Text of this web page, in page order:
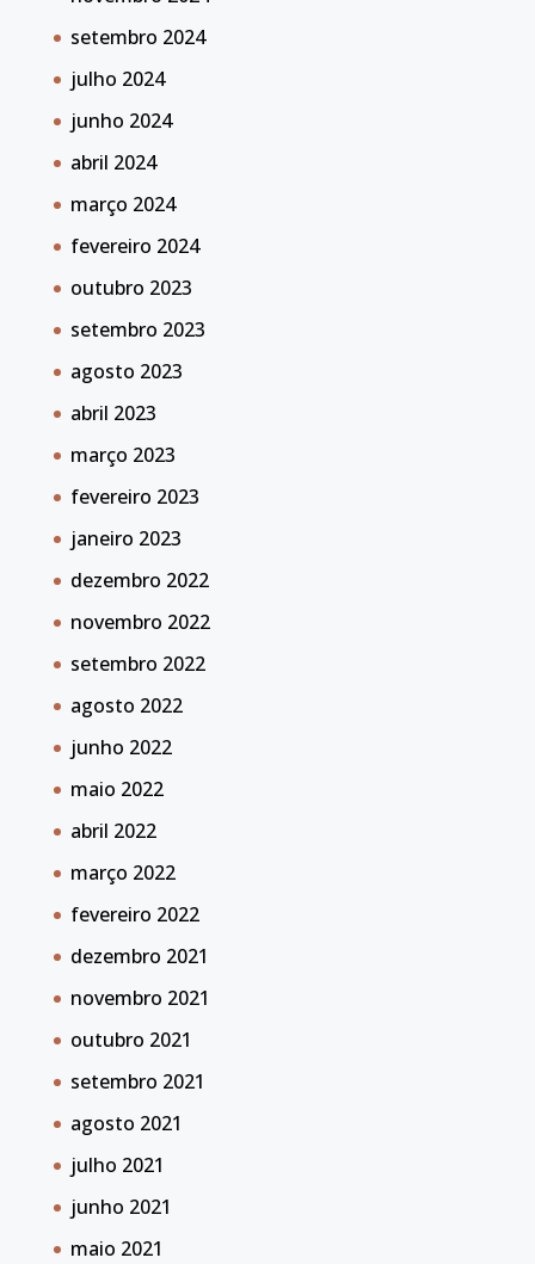
setembro 2024
julho 2024
junho 2024
abril 2024
março 2024
fevereiro 2024
outubro 2023
setembro 2023
agosto 2023
abril 2023
março 2023
fevereiro 2023
janeiro 2023
dezembro 2022
novembro 2022
setembro 2022
agosto 2022
junho 2022
maio 2022
abril 2022
março 2022
fevereiro 2022
dezembro 2021
novembro 2021
outubro 2021
setembro 2021
agosto 2021
julho 2021
junho 2021
maio 2021